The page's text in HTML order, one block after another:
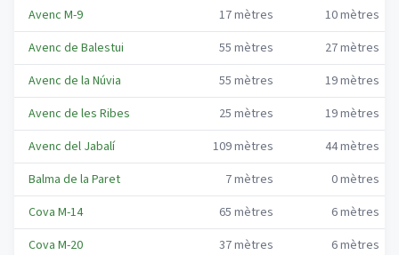
Avenc M-9
17mètres 10mètres
Avenc de Balestui
55 mètres 27mètres
Avenc de la Núvia
55 mètres 19mètres
Avenc de les Ribes
25 mètres 19mètres
Avenc del Jabalí
109mètres 44mètres
Balma de la Paret
7mètres 0mètres
Cova M-14
65 mètres 6mètres
Cova M-20
37mètres 6mètres